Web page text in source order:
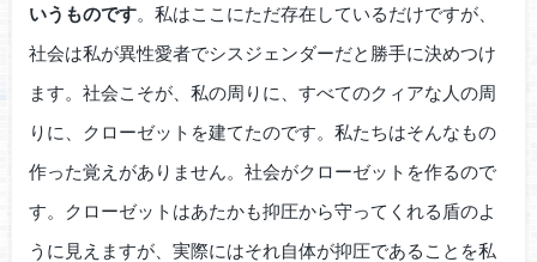
いうものです。私はここにただ存在しているだけですが、
社会は私が異性愛者でシスジェンダーだと勝手に決めつけ
ます。社会こそが、私の周りに、すべてのクィアな人の周
りに、クローゼットを建てたのです。私たちはそんなもの
作った覚えがありません。社会がクローゼットを作るので
す。クローゼットはあたかも抑圧から守ってくれる盾のよ
うに見えますが、実際にはそれ自体が抑圧であることを私